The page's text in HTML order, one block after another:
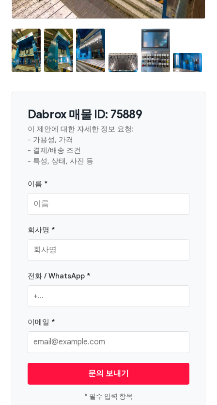
Dabrox 매물 ID: 75889
이 제안에 대한 자세한 정보 요청:
- 가용성, 가격
- 결제/배송 조건
- 특성, 상태, 사진 등
이름 *
회사명 *
전화 / WhatsApp *
이메일 *
문의 보내기
* 필수 입력 항목